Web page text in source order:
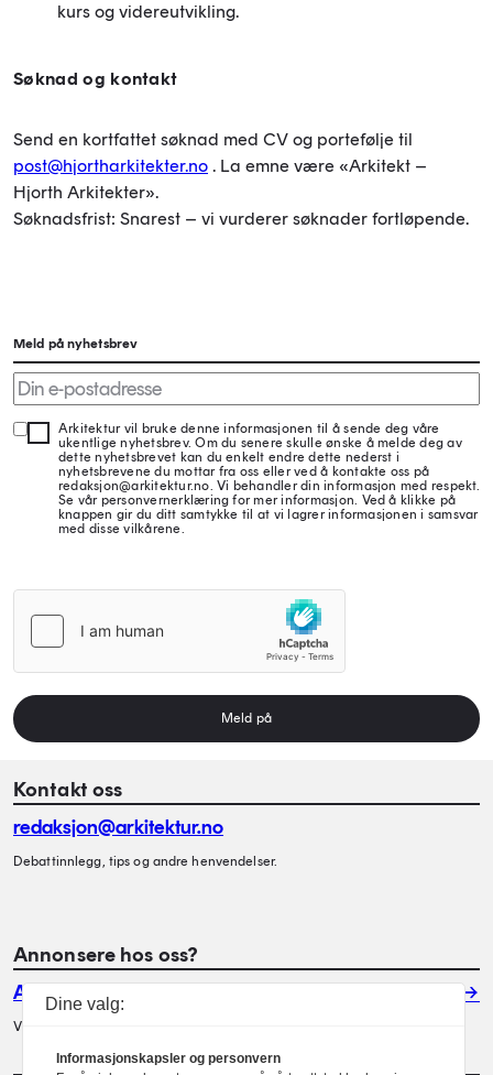
kurs og videreutvikling.
Søknad og kontakt
Send en kortfattet søknad med CV og portefølje til
post@hjortharkitekter.no . La emne være «Arkitekt –
Hjorth Arkitekter».
Søknadsfrist: Snarest – vi vurderer søknader fortløpende.
Meld på nyhetsbrev
Arkitektur vil bruke denne informasjonen til å sende deg våre
ukentlige nyhetsbrev. Om du senere skulle ønske å melde deg av
dette nyhetsbrevet kan du enkelt endre dette nederst i
nyhetsbrevene du mottar fra oss eller ved å kontakte oss på
redaksjon@arkitektur.no. Vi behandler din informasjon med respekt.
Se vår personvernerklæring for mer informasjon. Ved å klikke på
knappen gir du ditt samtykke til at vi lagrer informasjonen i samsvar
med disse vilkårene.
Meld på
Kontakt oss
redaksjon@arkitektur.no
Debattinnlegg, tips og andre henvendelser.
Annonsere hos oss?
Annonser
Vil du annonsere i Arkitektur? Les mer her.
Dine valg:
Informasjonskapsler og personvern